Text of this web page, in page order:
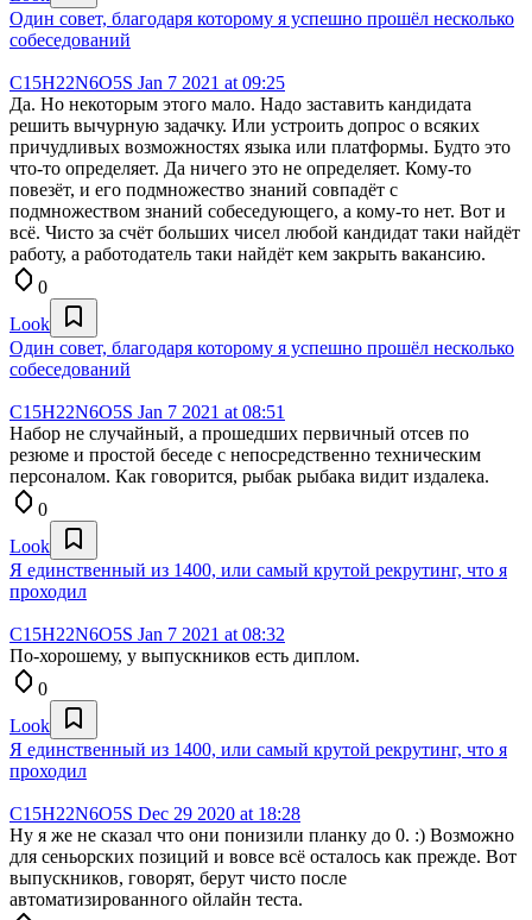
Один совет, благодаря которому я успешно прошёл несколько
собеседований
C15H22N6O5S Jan 7 2021 at 09:25
Да. Но некоторым этого мало. Надо заставить кандидата
решить вычурную задачку. Или устроить допрос о всяких
причудливых возможностях языка или платформы. Будто это
что-то определяет. Да ничего это не определяет. Кому-то
повезёт, и его подмножество знаний совпадёт с
подмножеством знаний собеседующего, а кому-то нет. Вот и
всё. Чисто за счёт больших чисел любой кандидат таки найдёт
работу, а работодатель таки найдёт кем закрыть вакансию.
0
Look
Один совет, благодаря которому я успешно прошёл несколько
собеседований
C15H22N6O5S Jan 7 2021 at 08:51
Набор не случайный, а прошедших первичный отсев по
резюме и простой беседе с непосредственно техническим
персоналом. Как говорится, рыбак рыбака видит издалека.
0
Look
Я единственный из 1400, или самый крутой рекрутинг, что я
проходил
C15H22N6O5S Jan 7 2021 at 08:32
По-хорошему, у выпускников есть диплом.
0
Look
Я единственный из 1400, или самый крутой рекрутинг, что я
проходил
C15H22N6O5S Dec 29 2020 at 18:28
Ну я же не сказал что они понизили планку до 0. :) Возможно
для сеньорских позиций и вовсе всё осталось как прежде. Вот
выпускников, говорят, берут чисто после
автоматизированного ойлайн теста.